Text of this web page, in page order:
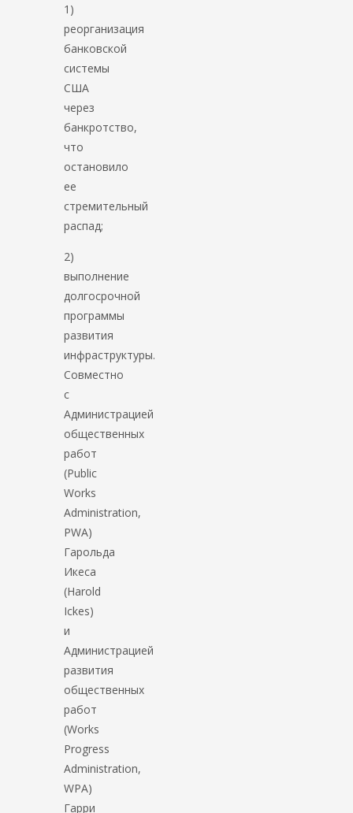
1)
реорганизация
банковской
системы
США
через
банкротство,
что
остановило
ее
стремительный
распад;
2)
выполнение
долгосрочной
программы
развития
инфраструктуры.
Совместно
с
Администрацией
общественных
работ
(Public
Works
Administration,
PWA)
Гарольда
Икеса
(Harold
Ickes)
и
Администрацией
развития
общественных
работ
(Works
Progress
Administration,
WPA)
Гарри